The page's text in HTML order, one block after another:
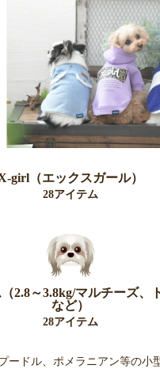
girl（エックスガール）
28アイテム
2.8～3.8kg/マルチーズ、
など）
28アイテム
ードル、ポメラニアン等の小